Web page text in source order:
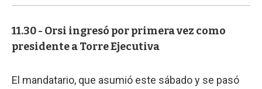
11.30 - Orsi ingresó por primera vez como
presidente a Torre Ejecutiva
El mandatario, que asumió este sábado y se pasó